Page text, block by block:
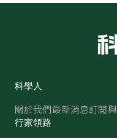
科學人
關於我們最新消息訂閱
行家領路